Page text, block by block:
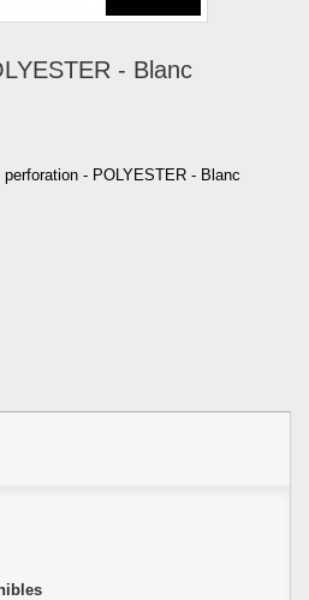
- Blanc
- POLYESTER - Blanc